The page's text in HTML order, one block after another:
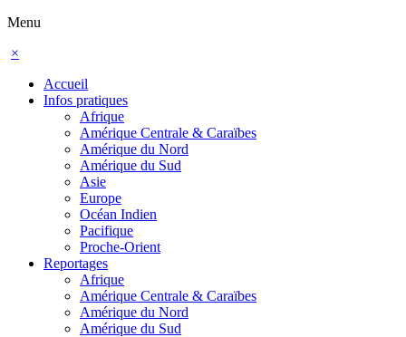
Menu
×
Accueil
Infos pratiques
Afrique
Amérique Centrale & Caraïbes
Amérique du Nord
Amérique du Sud
Asie
Europe
Océan Indien
Pacifique
Proche-Orient
Reportages
Afrique
Amérique Centrale & Caraïbes
Amérique du Nord
Amérique du Sud